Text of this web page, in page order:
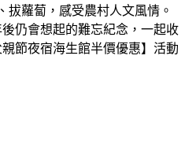
蘿蔔，感受農村人文風情。
仍會想起的難忘紀念，一起收
節夜宿海生館半價優惠】活動